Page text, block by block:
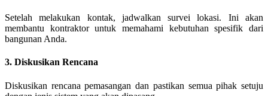
Setelah melakukan kontak, jadwalkan survei lokasi. Ini akan
membantu kontraktor untuk memahami kebutuhan spesifik dari
bangunan Anda.
3. Diskusikan Rencana
Diskusikan rencana pemasangan dan pastikan semua pihak setuju